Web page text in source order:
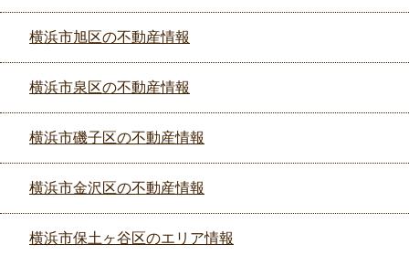
横浜市旭区の不動産情報
横浜市泉区の不動産情報
横浜市磯子区の不動産情報
横浜市金沢区の不動産情報
横浜市保土ヶ谷区のエリア情報